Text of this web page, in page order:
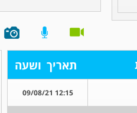
תאריך ושעה
12:15 09/08/21